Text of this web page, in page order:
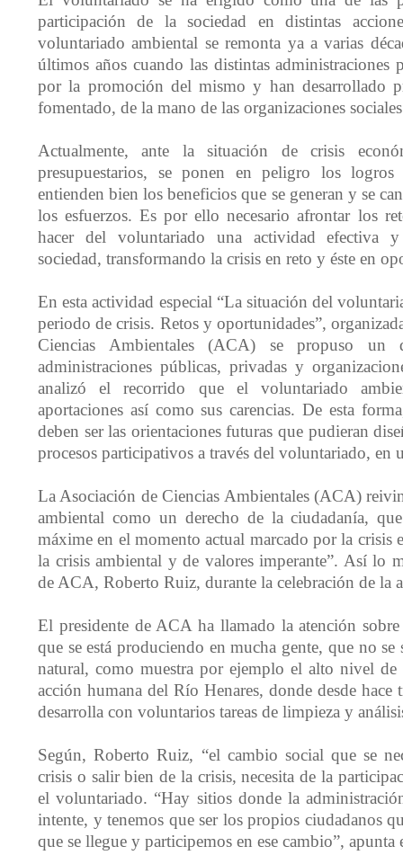
participación de la sociedad en distintas
voluntariado ambiental se remonta ya a varias
últimos años cuando las distintas administraciones
por la promoción del mismo y han desarrollado
fomentado, de la mano de las organizaciones
Actualmente, ante la situación de crisis
presupuestarios, se ponen en peligro los
entienden bien los beneficios que se generan y se
los esfuerzos. Es por ello necesario afrontar los
hacer del voluntariado una actividad efectiva
sociedad, transformando la crisis en reto y éste en
En esta actividad especial “La situación del
periodo de crisis. Retos y oportunidades”,
Ciencias Ambientales (ACA) se propuso un
administraciones públicas, privadas y
analizó el recorrido que el voluntariado
aportaciones así como sus carencias. De esta
deben ser las orientaciones futuras que pudieran
procesos participativos a través del voluntariado, en
La Asociación de Ciencias Ambientales (ACA)
ambiental como un derecho de la ciudadanía,
máxime en el momento actual marcado por la crisis
la crisis ambiental y de valores imperante”. Así lo
de ACA, Roberto Ruiz, durante la celebración de la
El presidente de ACA ha llamado la atención
que se está produciendo en mucha gente, que no se
natural, como muestra por ejemplo el alto nivel
acción humana del Río Henares, donde desde hace
desarrolla con voluntarios tareas de limpieza y
Según, Roberto Ruiz, “el cambio social que se
crisis o salir bien de la crisis, necesita de la
el voluntariado. “Hay sitios donde la
intente, y tenemos que ser los propios ciudadanos
que se llegue y participemos en ese cambio”,